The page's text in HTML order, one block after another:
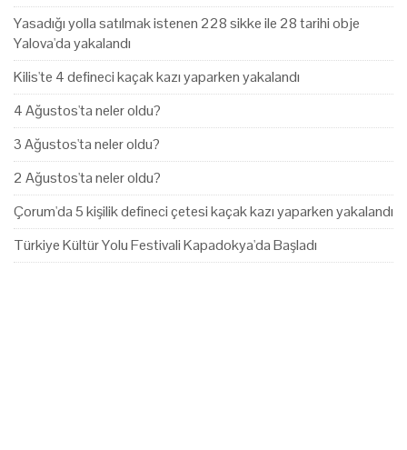
Yasadığı yolla satılmak istenen 228 sikke ile 28 tarihi obje
Yalova'da yakalandı
Kilis'te 4 defineci kaçak kazı yaparken yakalandı
4 Ağustos'ta neler oldu?
3 Ağustos'ta neler oldu?
2 Ağustos'ta neler oldu?
Çorum'da 5 kişilik defineci çetesi kaçak kazı yaparken yakalandı
Türkiye Kültür Yolu Festivali Kapadokya'da Başladı